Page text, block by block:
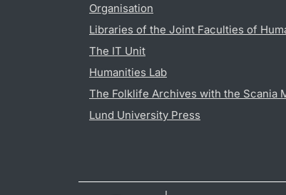
Organisation
Libraries of the Joint Faculties of
The IT Unit
Humanities Lab
The Folklife Archives with the Scania
Lund University Press